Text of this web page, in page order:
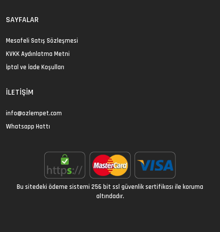
SAYFALAR
Mesafeli Satış Sözleşmesi
KVKK Aydınlatma Metni
İptal ve İade Koşulları
İLETIŞIM
info@ozlempet.com
Whatsapp Hattı
Bu sitedeki ödeme sistemi 256 bit ssl güvenlik sertifikası ile koruma
altındadır.